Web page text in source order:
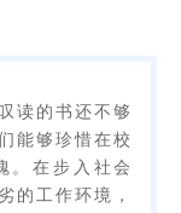
读的书还不够
能够珍惜在校
。在步入社会
的工作环境，